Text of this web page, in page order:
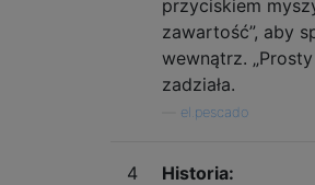
przyciskiem
zawartość”, aby
wewnątrz.
zadziała.
el.pescado
4
Historia: